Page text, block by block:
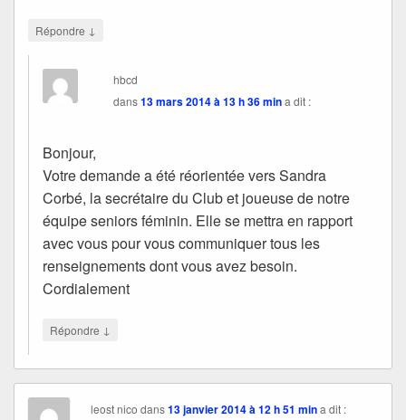
Répondre ↓
hbcd
dans13 mars 2014 à 13 h 36 mina dit :
Bonjour,
Votre demande a été réorientée vers Sandra
Corbé, la secrétaire du Club et joueuse de notre
équipe seniors féminin. Elle se mettra en rapport
avec vous pour vous communiquer tous les
renseignements dont vous avez besoin.
Cordialement
Répondre ↓
leost nico dans13 janvier 2014 à 12 h 51 min a dit :